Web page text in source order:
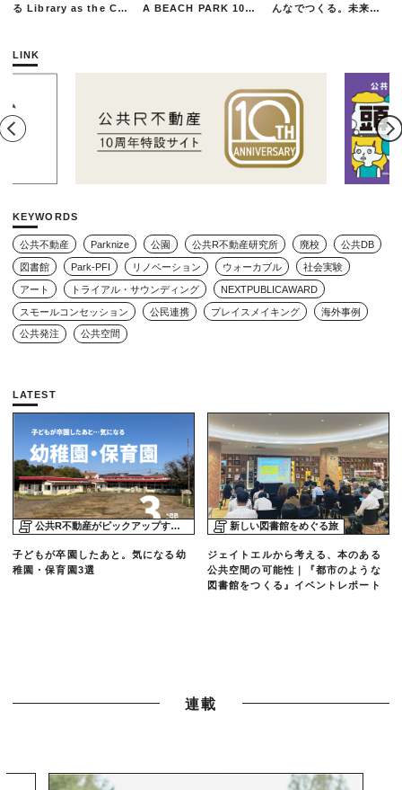
る Library as the Cit
A BEACH PARK 10年
んなでつくる。未来の
LINK
KEYWORDS
公共不動産 Parknize 公園 公共R不動産研究所 廃校 公共DB
図書館 Park-PFI リノベーション ウォーカブル 社会実験
アート トライアル・サウンディング NEXTPUBLICAWARD
スモールコンセッション 公民連携 プレイスメイキング 海外事例
公共発注 公共空間
LATEST
公共R不動産がピックアップする物件
子どもが卒園したあと。気になる幼
稚園・保育園3選
新しい図書館をめぐる旅
ジェイトエルから考える、本のある
公共空間の可能性｜『都市のような
図書館をつくる』イベントレポート
連載